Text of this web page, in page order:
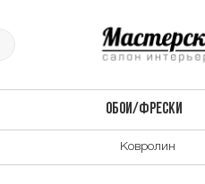
ОБОИ/ФРЕСКИ
Ковролин